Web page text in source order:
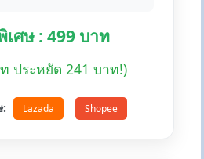
เศษ : 499 บาท
ประหยัด 241 บาท!)
: Lazada Shopee